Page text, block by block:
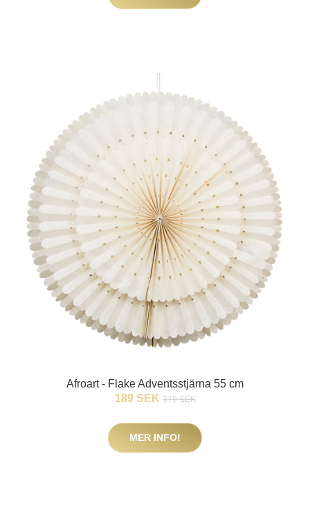
Afroart - Flake Adventsstjärna 55 cm
189 SEK 379 SEK
MER INFO!